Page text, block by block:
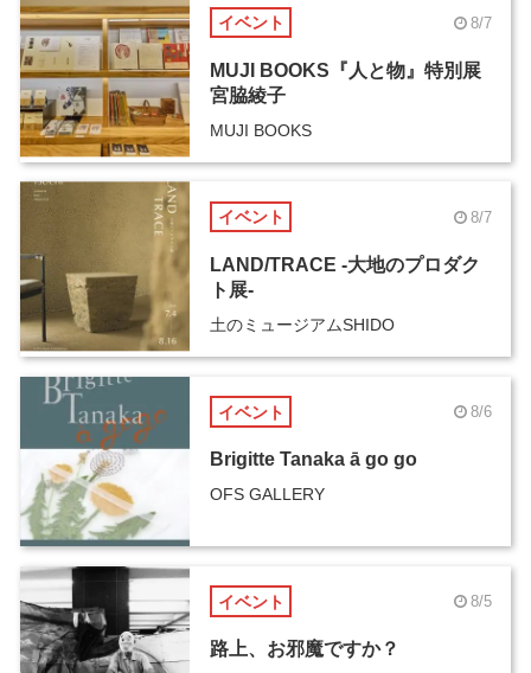
イベント 8/7
MUJI BOOKS『人と物』特別展
宮脇綾子
MUJI BOOKS
イベント 8/7
LAND/TRACE -大地のプロダク
ト展-
土のミュージアムSHIDO
イベント 8/6
Brigitte Tanaka ā go go
OFS GALLERY
イベント 8/5
路上、お邪魔ですか？